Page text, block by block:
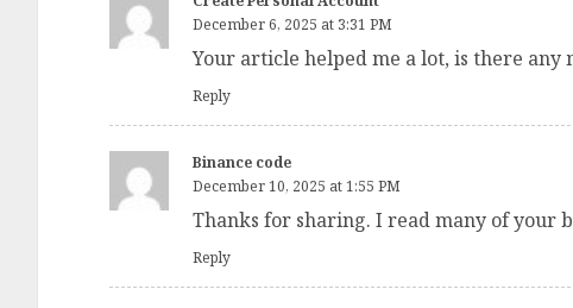
December 6, 2025 at 3:31 PM
Your article helped me a lot, is there any
Reply
Binance code
December 10, 2025 at 1:55 PM
Thanks for sharing. I read many of your
Reply